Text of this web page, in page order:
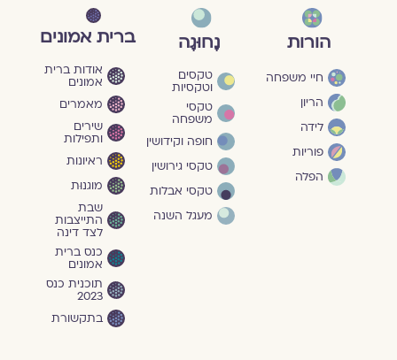
הורות
חיי משפחה
הריון
לידה
פוריות
הפלה
נָחוּגָה
טקסים
וטקסיות
טקסי
משפחה
חופה וקידושין
טקסי גירושין
טקסי אבלות
מעגל השנה
ברית אמונים
אודות ברית
אמונים
מאמרים
שירים
ותפילות
ראיונות
מוגנוּת
שבת
התייצבות
לצד דינה
כנס ברית
אמונים
תוכנית כנס
2023
בתקשורת